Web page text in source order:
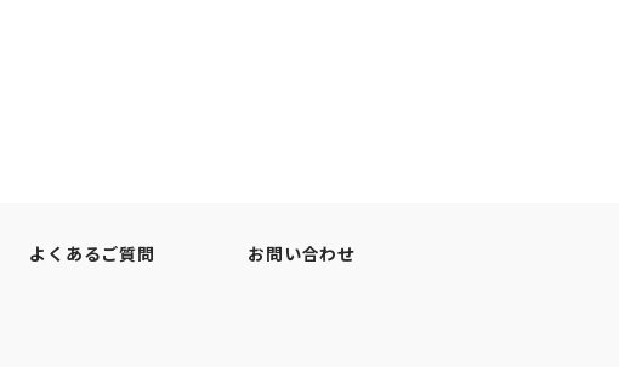
よくあるご質問 お問い合わせ